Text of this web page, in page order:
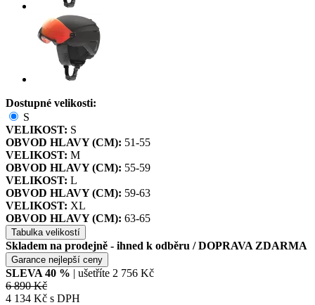
Dostupné velikosti:
S
VELIKOST: S
OBVOD HLAVY (CM): 51-55
VELIKOST: M
OBVOD HLAVY (CM): 55-59
VELIKOST: L
OBVOD HLAVY (CM): 59-63
VELIKOST: XL
OBVOD HLAVY (CM): 63-65
Tabulka velikostí
Skladem na prodejně - ihned k odběru / DOPRAVA ZDARMA
Garance nejlepší ceny
SLEVA 40 % | ušetříte 2 756 Kč
6 890 Kč
4 134 Kč s DPH